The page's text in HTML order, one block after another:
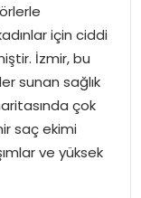
için ciddi
İzmir, bu
sunan sağlık
çok
saç ekimi
ve yüksek